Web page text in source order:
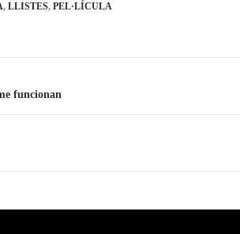
, LLISTES, PEL·LÍCULA
funcionan